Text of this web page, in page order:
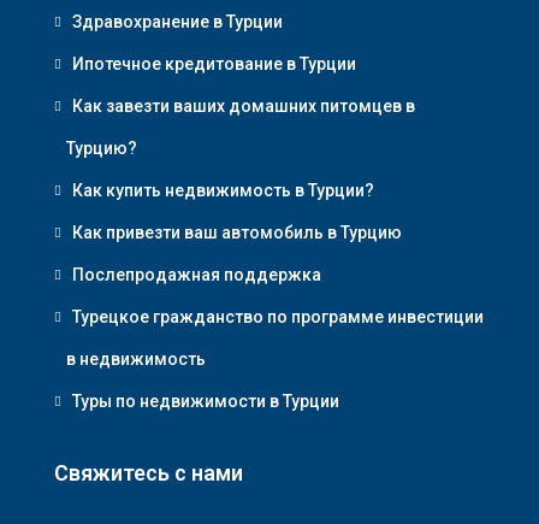
Здравохранение в Турции
Ипотечное кредитование в Турции
Как завезти ваших домашних питомцев в
Турцию?
Как купить недвижимость в Турции?
Как привезти ваш автомобиль в Турцию
Послепродажная поддержка
Турецкое гражданство по программе инвестиции
в недвижимость
Туры по недвижимости в Турции
Свяжитесь с нами